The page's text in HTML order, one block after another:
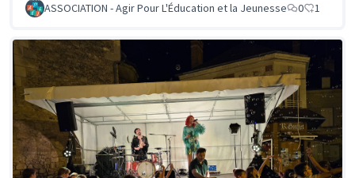
ASSOCIATION - Agir Pour L'Éducation et la Jeunesse
0 1